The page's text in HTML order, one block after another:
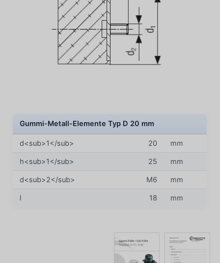
Gummi-Metall-Elemente Typ D 20 mm
d<sub>1</sub> 20 mm
h<sub>1</sub> 25 mm
d<sub>2</sub> M6 mm
l 18 mm